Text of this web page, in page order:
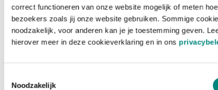
correct functioneren van onze website mogelijk of meten hoe
bezoekers zoals jij onze website gebruiken. Sommige
noodzakelijk, voor anderen kan je je toestemming geven.
hierover meer in deze cookieverklaring en in ons
Noodzakelijk